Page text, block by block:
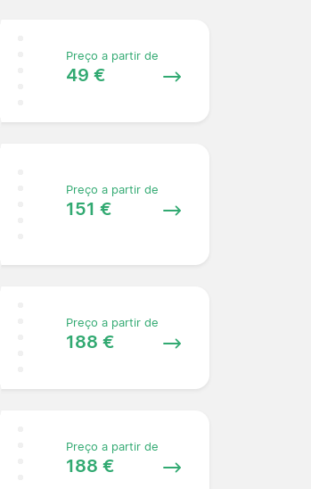
Preço a partir de
49 €
Preço a partir de
151 €
Preço a partir de
188 €
Preço a partir de
188 €